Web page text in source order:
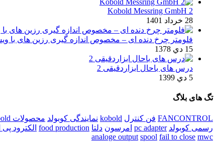
2 Kobold Messring GmbH
28 خرداد 1401
فلومتر چرخ دنده ای – مخصوص اندازه گیری رزین های با
15 دي 1378
درس های باحال ابزاردقیقی 2
5 دي 1399
تگ های بلاگ
FANCONTROL فن کنترل kobold نمایندگی کوبولد محصولات kobold
رسمی کوبولد pc adapter امرسون دلتا food production الکترود پی
analoge output spool fail to close mwc